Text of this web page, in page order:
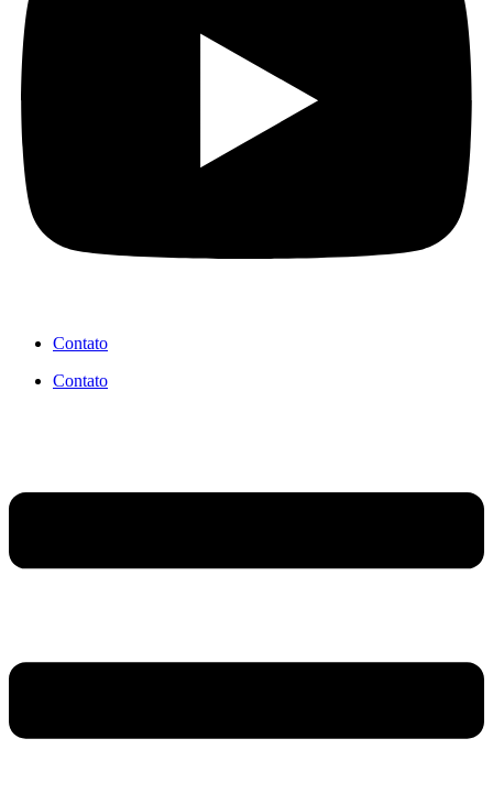
Contato
Contato